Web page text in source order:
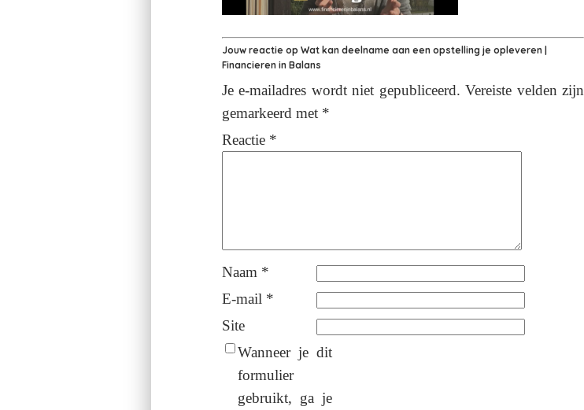
Jouw reactie op Wat kan deelname aan een opstelling je opleveren |
Financieren in Balans
Je e-mailadres wordt niet gepubliceerd. Vereiste velden zijn
gemarkeerd met *
Reactie *
Naam *
E-mail *
Site
Wanneer je dit
formulier
gebruikt, ga je